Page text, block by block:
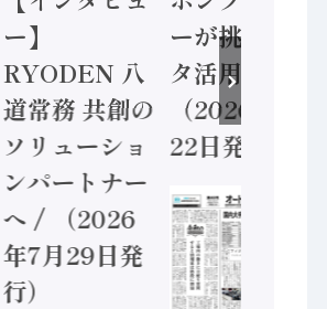
ー】
RYODEN 八
道常務 共創の
ソリューショ
ンパートナー
へ / （2026
年7月29日発
行）
ーが挑むデー
タ活用 など
（2026年7月
22日発行）